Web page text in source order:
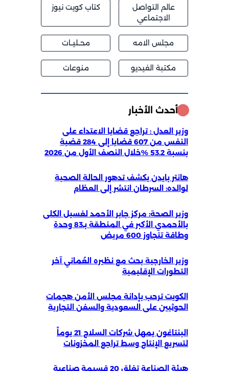
عالم التواصل
الاجتماعي
كتاب كويت نيوز
مجلس الامه محــليــات
مكتبة الفيديو منوعات
أحدث الأخبار
وزير العدل : تراجع قضايا الاعتداء على
النفس من 607 قضايا إلى 284 قضية
بنسبة 53.2 %خلال النصف الأول من 2026
هانتر بايدن يكشف تدهور الحالة الصحية
لوالده: السرطان انتشر إلى العظام
وزير الصحة: مركز جابر الأحمد لغسيل الكلى
بالأحمدي الأكبر في المنطقة بـ83 وحدة
وطاقة تتجاوز 600 مريض
وزير الخارجية بحث مع نظيره العُماني آخر
التطورات الإقليمية
الكويت ترحب بإدانة مجلس الأمن هجمات
الحوثيين على السعودية والسفن التجارية
البنتاغون يمهل شركات السلاح 21 يوماً
لتسريع الإنتاج وسط تراجع المخزونات
هيئة الصناعة تغلق 20 قسيمة صناعية